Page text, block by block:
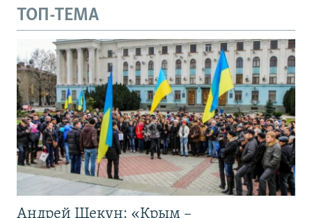
ТОП-ТЕМА
Андрей Щекун: «Крым –